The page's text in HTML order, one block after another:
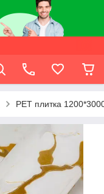
PЕT плитка